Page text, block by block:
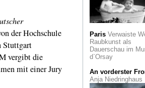
der Hochschule
Stuttgart
vergibt die
mit einer Jury
Zeichen für die
Ewigkeit?
Piktogramme im
Museum
Zuhören für alle
Beethoven 2020:
Barenboim dirigiert
Jubiläumskonzert
Bonn
ParisVerwaiste
Raubkunst als
Dauerschau im
d`Orsay
An vorderster
Anja Niedringhaus